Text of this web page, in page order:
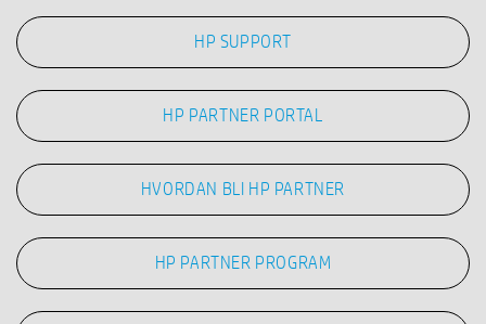
HP SUPPORT
HP PARTNER PORTAL
HVORDAN BLI HP PARTNER
HP PARTNER PROGRAM